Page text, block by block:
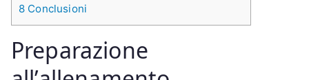
8 Conclusioni
Preparazione